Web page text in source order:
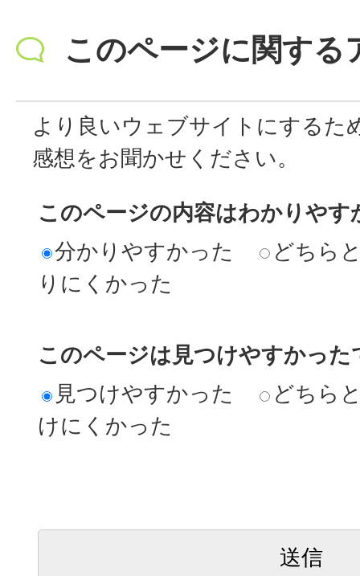
このページに関する
より良いウェブサイトにするた
感想をお聞かせください。
このページの内容はわかりやす
分かりやすかった
どちら
りにくかった
このページは見つけやすかった
見つけやすかった
どちら
けにくかった